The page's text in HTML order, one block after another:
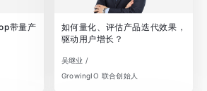
带量产
如何量化、评估产品迭代效果，
驱动用户增长？
吴继业 /
GrowingIO 联合创始人